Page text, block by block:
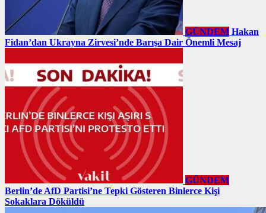
GÜNDEM Hakan
Fidan’dan Ukrayna Zirvesi’nde Barışa Dair Önemli Mesaj
GÜNDEM
Berlin’de AfD Partisi’ne Tepki Gösteren Binlerce Kişi
Sokaklara Döküldü